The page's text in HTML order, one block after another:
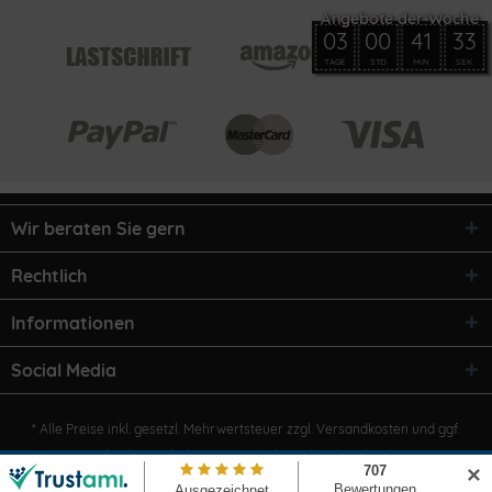
✕
Wir beraten Sie gern
Rechtlich
Informationen
Social Media
* Alle Preise inkl. gesetzl. Mehrwertsteuer zzgl. Versandkosten und ggf.
Nachnahmegebühren, wenn nicht anders beschrieben
03
TAGE
00
STD
41
MIN
33
SEK